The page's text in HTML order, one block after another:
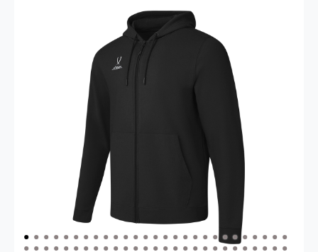
сумма всех заказов за 6 месяцев -
30.000 рублей.
(33%) - сумма всех заказов за 6 месяцев
80.000 рублей
(36%)
- сумма всех заказов за 6 месяцев
(38%) -
сумма всех заказов за 6 месяцев -